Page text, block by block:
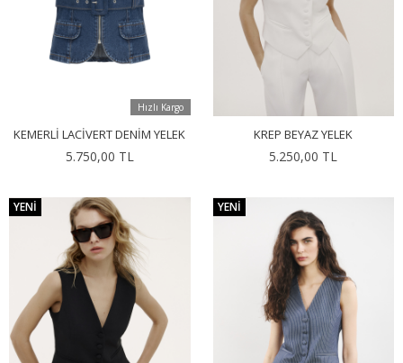
Hızlı Kargo
KEMERLI LACIVERT DENIM YELEK
5.750,00 TL
KREP BEYAZ YELEK
5.250,00 TL
YENI YENI